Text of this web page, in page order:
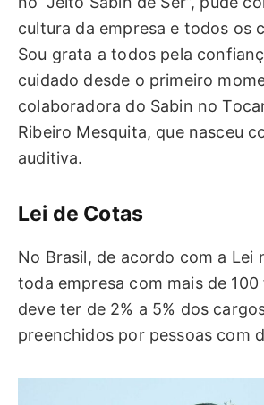
cultura da empresa e todos os
Sou grata a todos pela
cuidado desde o primeiro
colaboradora do Sabin no
Ribeiro Mesquita, que nasceu
auditiva.
Lei de Cotas
No Brasil, de acordo com a Lei
toda empresa com mais de
deve ter de 2% a 5% dos
preenchidos por pessoas com